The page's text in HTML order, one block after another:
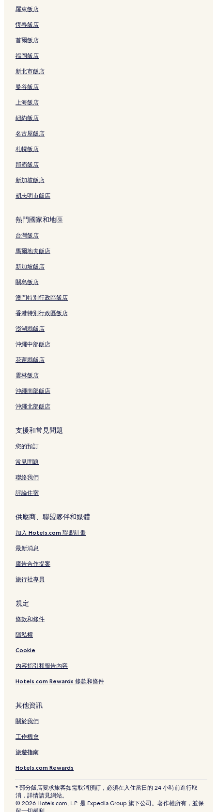
o
j
i
e
e
r
o
S
t
a
t
o
B
r
a
n
h
連
結
結
羅東飯店
恆春飯店
首爾飯店
福岡飯店
新北市飯店
曼谷飯店
上海飯店
紐約飯店
名古屋飯店
札幌飯店
那霸飯店
新加坡飯店
胡志明市飯店
熱門國家和地區
台灣飯店
馬爾地夫飯店
新加坡飯店
關島飯店
澳門特別行政區飯店
香港特別行政區飯店
澎湖縣飯店
沖繩中部飯店
花蓮縣飯店
雲林飯店
沖繩南部飯店
沖繩北部飯店
支援和常見問題
您的預訂
常見問題
聯絡我們
評論住宿
供應商、聯盟夥伴和媒體
加入 Hotels.com 聯盟計畫
最新消息
廣告合作提案
旅行社專員
規定
條款和條件
隱私權
Cookie
內容指引和報告內容
Hotels.com Rewards 條款和條件
其他資訊
關於我們
工作機會
旅遊指南
Hotels.com Rewards
* 部分飯店要求旅客如需取消預訂，必須在入住當日的 24 小時前進行取
消，詳情請見網站。
© 2026 Hotels.com, L.P. 是 Expedia Group 旗下公司。著作權所有，並保